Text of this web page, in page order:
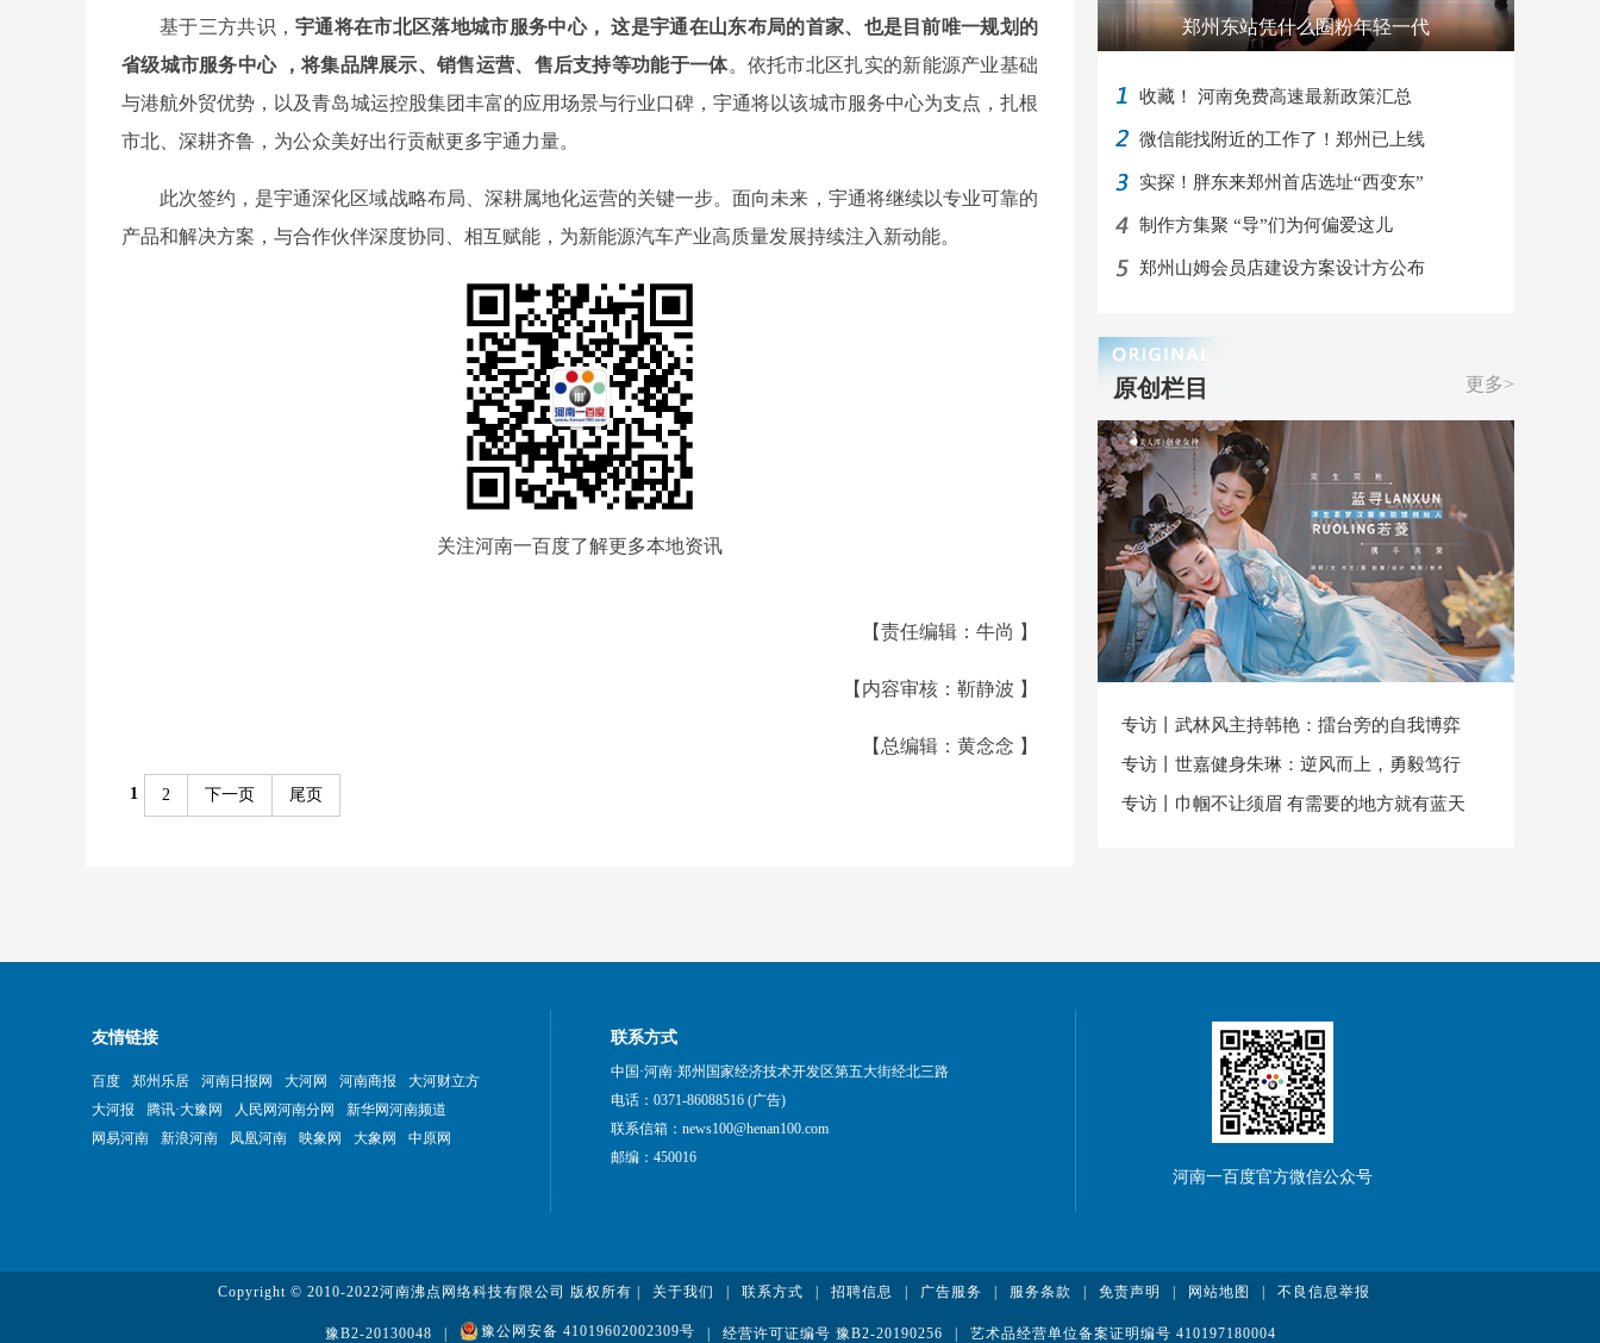
基于三方共识，宇通将在市北区落地城市服务中心，
这是宇通在山东布局的首家、也是目前唯一规划的
省级城市服务中心
，将集品牌展示、销售运营、售后支持等功能于一体。依托市北区扎实的新能源产业基础
与港航外贸优势，以及青岛城运控股集团丰富的应用场景与行业口碑，宇通将以该城市服务中心为支点，扎根
市北、深耕齐鲁，为公众美好出行贡献更多宇通力量。
此次签约，是宇通深化区域战略布局、深耕属地化运营的关键一步。面向未来，宇通将继续以专业可靠的
产品和解决方案，与合作伙伴深度协同、相互赋能，为新能源汽车产业高质量发展持续注入新动能。
关注河南一百度了解更多本地资讯
【责任编辑：牛尚 】
【内容审核：靳静波 】
【总编辑：黄念念 】
1 2 下一页 尾页
郑州东站凭什么圈粉年轻一代
收藏！ 河南免费高速最新政策汇总
微信能找附近的工作了！郑州已上线
实探！胖东来郑州首店选址“西变东”
制作方集聚 “导”们为何偏爱这儿
郑州山姆会员店建设方案设计方公布
更多>
原创栏目
专访丨武林风主持韩艳：擂台旁的自我博弈
专访丨世嘉健身朱琳：逆风而上，勇毅笃行
专访丨巾帼不让须眉 有需要的地方就有蓝天
友情链接
百度 郑州乐居 河南日报网 大河网 河南商报
大河财立方
大河报
腾讯·大豫网 人民网河南分网
新华网河南频道
网易河南
新浪河南 凤凰河南 映象网 大象网 中原网
联系方式
中国·河南·郑州国家经济技术开发区第五大街经北三路
电话：0371-86088516 (广告)
联系信箱：news100@henan100.com
邮编：450016
河南一百度官方微信公众号
Copyright © 2010-2022河南沸点网络科技有限公司 版权所有 | 关于我们 联系方式 招聘信息 广告服务 服务条款 免责声明 网站地图 不良信息举报
豫B2-20130048 豫公网安备 41019602002309号 经营许可证编号 豫B2-20190256 艺术品经营单位备案证明编号 410197180004